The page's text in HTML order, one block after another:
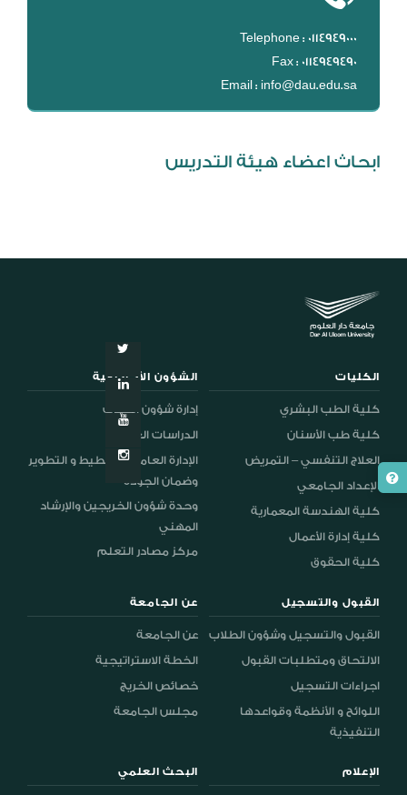
DL
نظام التقييم السنوي
MYAES
Telephone : 0114949000
Fax : 0114949490
Email : info@dau.edu.sa
ابحاث اعضاء هيئة التدريس
الكليات
كلية الطب البشري
كلية طب الأسنان
العلاج التنفسي – التمريض
الإعداد الجامعي
كلية الهندسة المعمارية
كلية إدارة الأعمال
كلية الحقوق
الشؤون الأكاديمية
إدارة شؤون الطلاب
الدراسات العليا
الإدارة العامة للتخطيط و التطوير
وضمان الجودة
وحدة شؤون الخريجين والإرشاد
المهني
مركز مصادر التعلم
القبول والتسجيل
القبول والتسجيل وشؤون الطلاب
الالتحاق ومتطلبات القبول
اجراءات التسجيل
اللوائح و الأنظمة وقواعدها
التنفيذية
عن الجامعة
عن الجامعة
الخطة الاستراتيجية
خصائص الخريج
مجلس الجامعة
الإعلام البحث العلمي